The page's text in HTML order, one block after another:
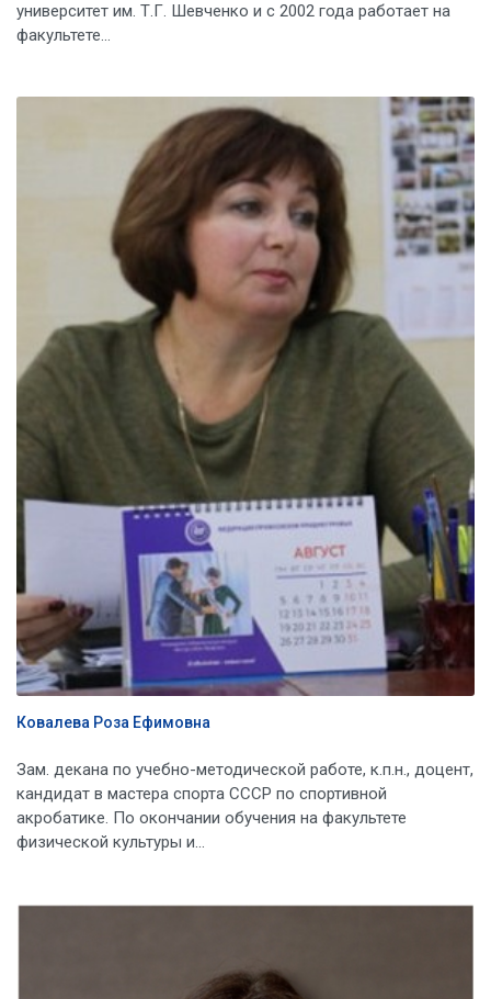
университет им. Т.Г. Шевченко и c 2002 года работает на
факультете...
Ковалева Роза Ефимовна
Зам. декана по учебно-методической работе, к.п.н., доцент,
кандидат в мастера спорта СССР по спортивной
акробатике. По окончании обучения на факультете
физической культуры и...